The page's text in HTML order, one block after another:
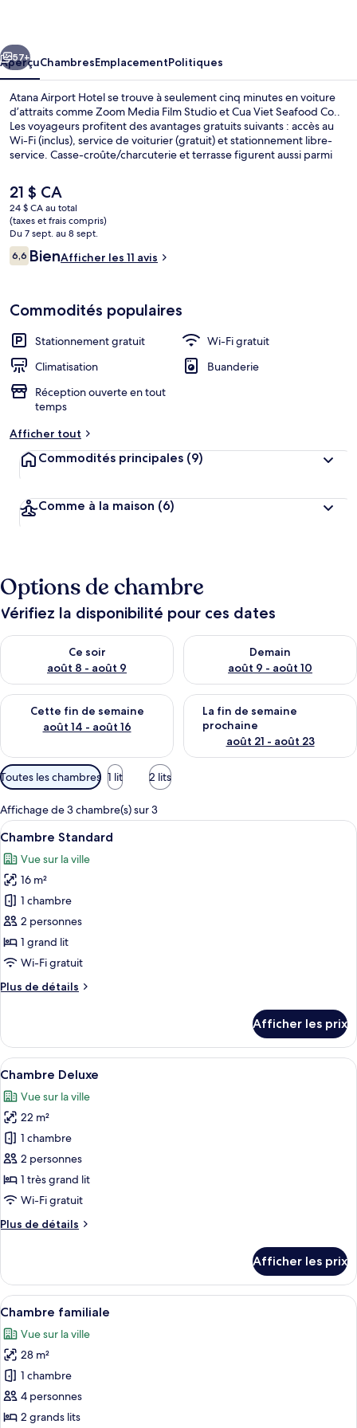
Suivant
57+
AperçuChambresEmplacementPolitiques
Atana Airport Hotel se trouve à seulement cinq minutes en voiture
d’attraits comme Zoom Media Film Studio et Cua Viet Seafood Co..
Les voyageurs profitent des avantages gratuits suivants : accès au
Wi-Fi (inclus), service de voiturier (gratuit) et stationnement libre-
service. Casse-croûte/charcuterie et terrasse figurent aussi parmi
Le
prix
actuel
est
de 21 $ CA
21 $ CA
24 $ CA au total
(taxes et frais compris)
Du 7 sept. au 8 sept.
Avis
6,66,6 sur 10 –
BienAfficher les 11 avis
Commodités populaires
Stationnement gratuit
Wi-Fi gratuit
Climatisation
Buanderie
Réception ouverte en tout
temps
Afficher tout
Commodités principales (9)
Comme à la maison (6)
Options de chambre
Vérifiez la disponibilité pour ces dates
Ce soir
août 8 - août 9
Vérifier la disponibilité pour ce soir août 8 - août 9
Demain
août 9 - août 10
Vérifier la disponibilité pour
Cette fin de semaine
août 14 - août 16
Vérifier la disponibilité pour cette fin de semaine août 14 -
La fin de semaine
prochaine
août 21 - août 23
Vérifier la disponibilité pour
Filtres
disponibles
pour
les
chambres
Toutes les chambres 1 lit 2 lits
Affichage de 3 chambre(s) sur 3
Afficher
toutes
les
photos
pour
ce
type
de
chambre :
Chambre
Une salle de bain avec un lavabo
10
Chambre Standard
Vue sur la ville
16 m²
1 chambre
2 personnes
1 grand lit
Wi-Fi gratuit
Plus de détails
Plus
Chambre
Standard
Afficher les prix
Afficher
toutes
les
photos
pour
ce
type
de
chambre :
Chambre
Une chambre d’hôtel avec un lit, un
19
Chambre Deluxe
Vue sur la ville
22 m²
1 chambre
2 personnes
1 très grand lit
Wi-Fi gratuit
Plus de détails
Plus
Chambre
Deluxe
Afficher les prix
Afficher
toutes
les
photos
pour
ce
type
Une chambre d’hôtel avec deux
20
Chambre familiale
Vue sur la ville
28 m²
1 chambre
4 personnes
2 grands lits